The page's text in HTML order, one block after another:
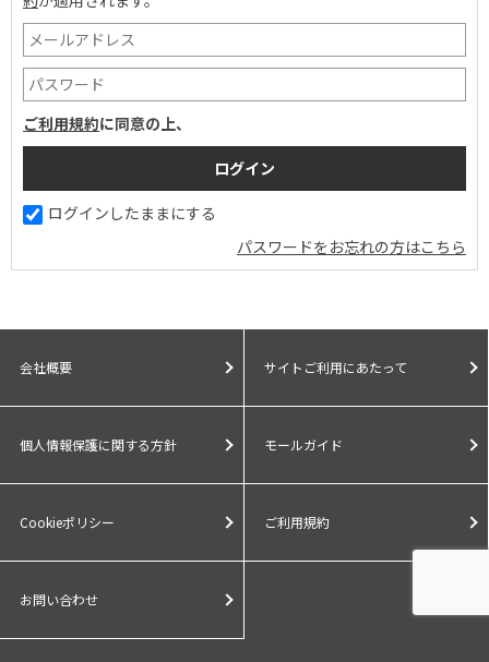
ご利用規約に同意の上、
ログインしたままにする
パスワードをお忘れの方はこちら
会社概要 サイトご利用にあたって
個人情報保護に関する方針 モールガイド
Cookieポリシー ご利用規約
お問い合わせ